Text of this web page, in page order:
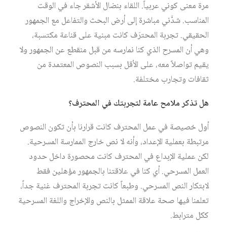
مرة معنى كوني عربياً. اللقاء بنضال الأشقر جاء في الوقت
المناسب. شدَّني مباشرة إلى أرض البحث والتفاعل مع الجمهور
الحقيقي. تجربة المحترَف كانت مبنية على قناعة مكتسبة،
وهي أن المسرح الذي كنا نمارسه من قبل منقطع عن الجمهور ولا
يقيم تواصلاً معه، على الأقل بسبب النصوص المعتمدة من
ثقافات وتجارب مختلفة.
هل تذكر ملامح عامة لتجربتك في المحترف؟
أول خصيصة في عمل المحترف كانت قرارنا بأن تكون النصوص
مرتبطة بعملية الإعداد، وأنه لا نص خارج الممارسة المسرحية.
لكن عملية الإبداع في المحترف كانت محصورة داخل حدود
العمل المسرحي. أي كنا في علاقتنا بالجمهور مؤهلين فقط
لابتكار النص المسرحي. وطبعاً كانت تجربة المحترف غنية جداً،
تعلمنا فيها صحة علاقة الممثل بالنص والإخراج واللغة المسرحية
ككل مترابط.